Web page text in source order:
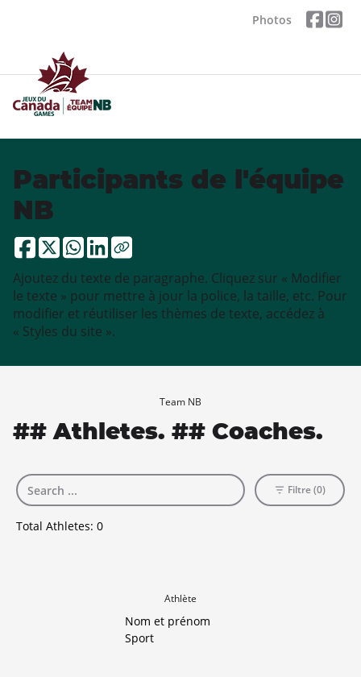
Photos
Participants de l'équipe
NB
Ajoutez du texte de paragraphe. Cliquez sur « Modifier
le texte » pour mettre à jour la police, la taille, etc. Pour
modifier et réutiliser les thèmes de texte, accédez à
« Styles du site ».
Team NB
## Athletes. ## Coaches.
Total Athletes: 0
Filtre (0)
Athlète
Nom et prénom
Sport